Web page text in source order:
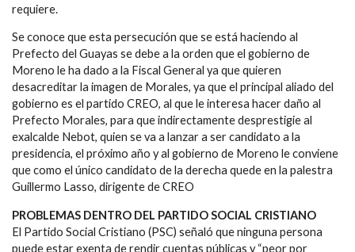
requiere.
Se conoce que esta persecución que se está haciendo al
Prefecto del Guayas se debe a la orden que el gobierno de
Moreno le ha dado a la Fiscal General ya que quieren
desacreditar la imagen de Morales, ya que el principal aliado del
gobierno es el partido CREO, al que le interesa hacer daño al
Prefecto Morales, para que indirectamente desprestigie al
exalcalde Nebot, quien se va a lanzar a ser candidato a la
presidencia, el próximo año y al gobierno de Moreno le conviene
que como el único candidato de la derecha quede en la palestra
Guillermo Lasso, dirigente de CREO
PROBLEMAS DENTRO DEL PARTIDO SOCIAL CRISTIANO
El Partido Social Cristiano (PSC) señaló que ninguna persona
puede estar exenta de rendir cuentas públicas y “peor por